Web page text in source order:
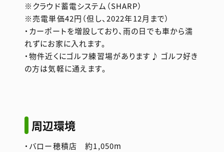
※クラウド蓄電システム（SHARP）
※売電単価42円（但し、2022年12月まで）
・カーポートを増設しており、雨の日でも車から濡
れずにお家に入れます。
・物件近くにゴルフ練習場があります♪ ゴルフ好き
の方は気軽に通えます。
周辺環境
・バロー穂積店 約1,050m